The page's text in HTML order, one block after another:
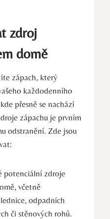
zdroj
domě
zápach, který
každodenního
přesně se nachází
zápachu je prvním
odstranění. Zde jsou
potenciální zdroje
včetně
odpadních
či stěnových rohů.